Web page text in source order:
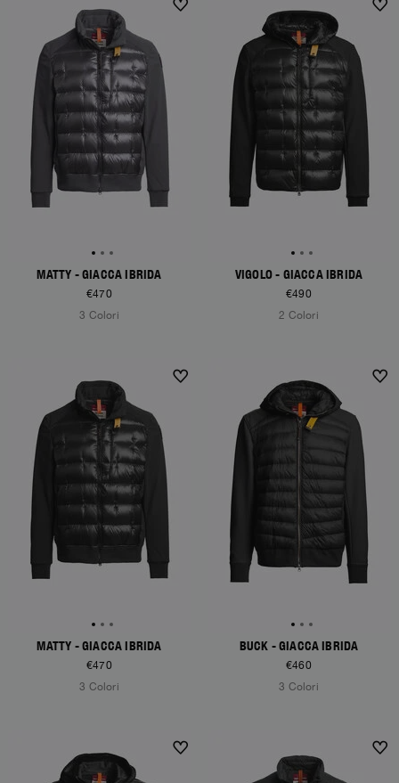
NEW ARRIVALS
MATTY - GIACCA IBRIDA
€470
3 Colori
NEW ARRIVALS
VIGOLO - GIACCA IBRIDA
€490
2 Colori
NEW ARRIVALS
MATTY - GIACCA IBRIDA
€470
3 Colori
NEW ARRIVALS
BUCK - GIACCA IBRIDA
€460
3 Colori